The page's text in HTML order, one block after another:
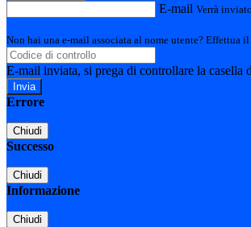
E-mail Verrà
Non hai una e-mail associata al nome utente? Effettua
E-mail inviata, si prega di controllare la casella
Errore
Chiudi
Successo
Chiudi
Informazione
Chiudi